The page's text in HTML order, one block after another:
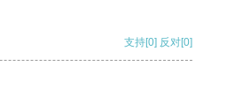
支持[0] 反对[0]